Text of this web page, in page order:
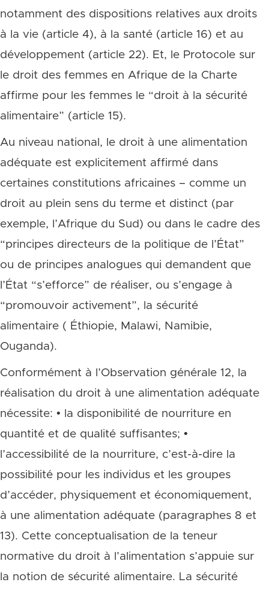
notamment des dispositions relatives aux droits
à la vie (article 4), à la santé (article 16) et au
développement (article 22). Et, le Protocole sur
le droit des femmes en Afrique de la Charte
affirme pour les femmes le “droit à la sécurité
alimentaire” (article 15).
Au niveau national, le droit à une alimentation
adéquate est explicitement affirmé dans
certaines constitutions africaines – comme un
droit au plein sens du terme et distinct (par
exemple, l’Afrique du Sud) ou dans le cadre des
“principes directeurs de la politique de l’État”
ou de principes analogues qui demandent que
l’État “s’efforce” de réaliser, ou s’engage à
“promouvoir activement”, la sécurité
alimentaire ( Éthiopie, Malawi, Namibie,
Ouganda).
Conformément à l’Observation générale 12, la
réalisation du droit à une alimentation adéquate
nécessite: • la disponibilité de nourriture en
quantité et de qualité suffisantes; •
l’accessibilité de la nourriture, c’est-à-dire la
possibilité pour les individus et les groupes
d’accéder, physiquement et économiquement,
à une alimentation adéquate (paragraphes 8 et
13). Cette conceptualisation de la teneur
normative du droit à l’alimentation s’appuie sur
la notion de sécurité alimentaire. La sécurité